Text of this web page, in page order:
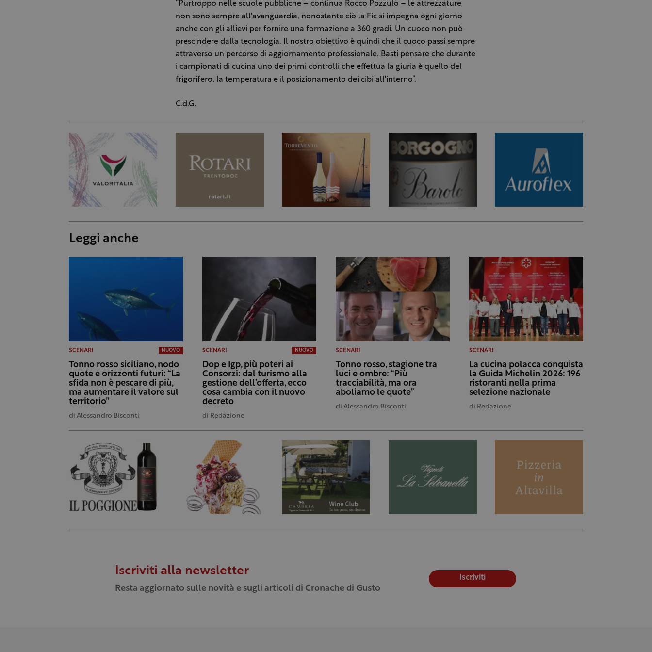
“Purtroppo nelle scuole pubbliche – continua Rocco Pozzulo – le attrezzature
non sono sempre all'avanguardia, nonostante ciò la Fic si impegna ogni giorno
anche con gli allievi per fornire una formazione a 360 gradi. Un cuoco non può
prescindere dalla tecnologia. Il nostro obiettivo è quindi che il cuoco passi sempre
attraverso un percorso di aggiornamento professionale. Basti pensare che durante
i campionati di cucina uno dei primi controlli che effettua la giuria è quello del
frigorifero, la temperatura e il posizionamento dei cibi all'interno”.
C.d.G.
Leggi anche
SCENARI NUOVO
Tonno rosso siciliano, nodo
quote e orizzonti futuri: “La
sfida non è pescare di più,
ma aumentare il valore sul
territorio”
di Alessandro Bisconti
SCENARI NUOVO
Dop e Igp, più poteri ai
Consorzi: dal turismo alla
gestione dell’offerta, ecco
cosa cambia con il nuovo
decreto
di Redazione
SCENARI
Tonno rosso, stagione tra
luci e ombre: “Più
tracciabilità, ma ora
aboliamo le quote”
di Alessandro Bisconti
SCENARI
La cucina polacca conquista
la Guida Michelin 2026: 196
ristoranti nella prima
selezione nazionale
di Redazione
Iscriviti alla newsletter
Resta aggiornato sulle novità e sugli articoli di Cronache di Gusto
Iscriviti